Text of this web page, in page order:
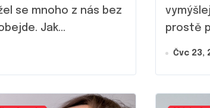
se mnoho z nás bez
Jak...
prostě
Čvc 23,